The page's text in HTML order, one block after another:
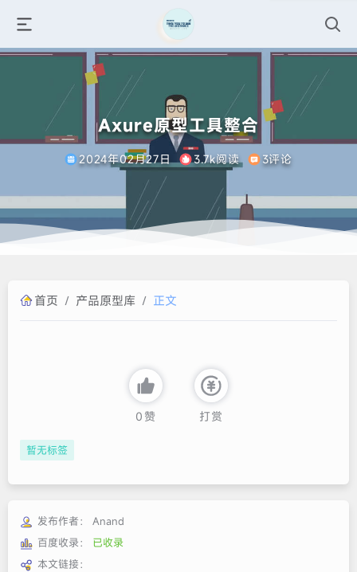
Axure原型工具整合
2024年02月27日 3.7k阅读 3评论
首页 / 产品原型库 / 正文
0 赞 打赏
暂无标签
发布作者：
Anand
百度收录：
已收录
本文链接：